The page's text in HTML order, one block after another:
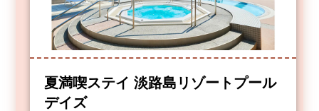
夏満喫ステイ 淡路島リゾートプール
デイズ